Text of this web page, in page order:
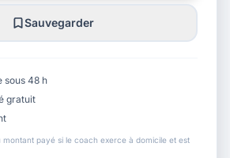
Sauvegarder
sous 48 h
gratuit
payé si le coach exerce à domicile et est